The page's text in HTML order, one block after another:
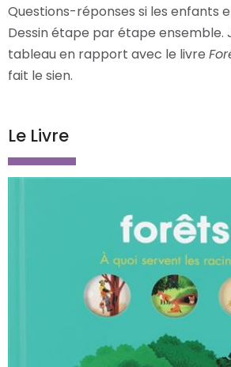
Questions-réponses si les enfants
Dessin étape par étape ensemble.
tableau en rapport avec le livre
fait le sien.
Le Livre